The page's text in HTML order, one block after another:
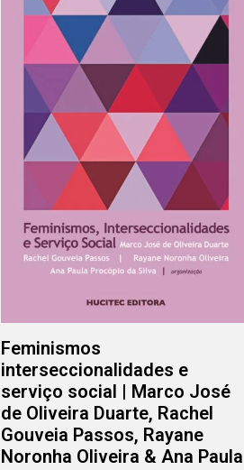
Feminismos
interseccionalidades e
serviço social | Marco José
de Oliveira Duarte, Rachel
Gouveia Passos, Rayane
Noronha Oliveira & Ana Paula